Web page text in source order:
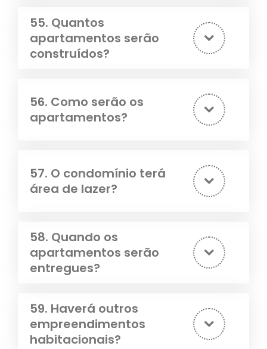
55. Quantos
apartamentos serão
construídos?
56. Como serão os
apartamentos?
57. O condomínio terá
área de lazer?
58. Quando os
apartamentos serão
entregues?
59. Haverá outros
empreendimentos
habitacionais?